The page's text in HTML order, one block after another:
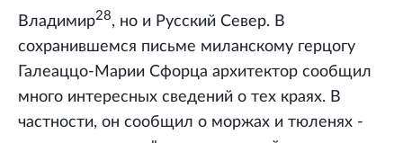
Владимир28, но и Русский Север. В
сохранившемся письме миланскому герцогу
Галеаццо-Марии Сфорца архитектор сообщил
много интересных сведений о тех краях. В
частности, он сообщил о моржах и тюленях -